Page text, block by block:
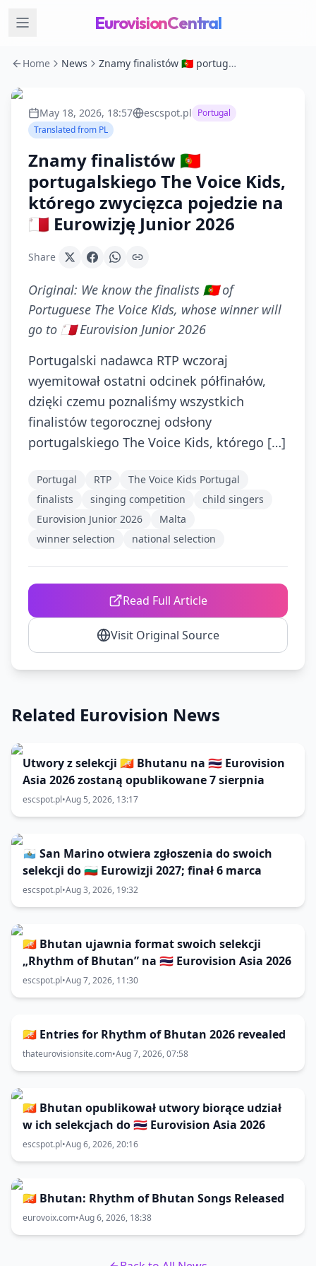
EurovisionCentral
Home News Znamy finalistów 🇵🇹 portugalskiego The Voice Kids, którego zwycięzca pojedzie na 🇲🇹 Eurowizję Junior 2026
May 18, 2026, 18:57 escspot.pl Portugal
Translated from PL
Znamy finalistów 🇵🇹
portugalskiego The Voice Kids,
którego zwycięzca pojedzie na
🇲🇹 Eurowizję Junior 2026
Share
Original: We know the finalists 🇵🇹 of
Portuguese The Voice Kids, whose winner will
go to 🇲🇹 Eurovision Junior 2026
Portugalski nadawca RTP wczoraj
wyemitował ostatni odcinek półfinałów,
dzięki czemu poznaliśmy wszystkich
finalistów tegorocznej odsłony
portugalskiego The Voice Kids, którego […]
Portugal RTP
The Voice Kids Portugal
finalists
singing competition
child singers
Eurovision Junior 2026
Malta
winner selection
national selection
Read Full Article
Visit Original Source
Related Eurovision News
Utwory z selekcji 🇧🇹 Bhutanu na 🇹🇭 Eurovision
Asia 2026 zostaną opublikowane 7 sierpnia
escspot.pl•Aug 5, 2026, 13:17
🇸🇲 San Marino otwiera zgłoszenia do swoich
selekcji do 🇧🇬 Eurowizji 2027; finał 6 marca
escspot.pl•Aug 3, 2026, 19:32
🇧🇹 Bhutan ujawnia format swoich selekcji
„Rhythm of Bhutan” na 🇹🇭 Eurovision Asia 2026
escspot.pl•Aug 7, 2026, 11:30
🇧🇹 Entries for Rhythm of Bhutan 2026 revealed
thateurovisionsite.com•Aug 7, 2026, 07:58
🇧🇹 Bhutan opublikował utwory biorące udział
w ich selekcjach do 🇹🇭 Eurovision Asia 2026
escspot.pl•Aug 6, 2026, 20:16
🇧🇹 Bhutan: Rhythm of Bhutan Songs Released
eurovoix.com•Aug 6, 2026, 18:38